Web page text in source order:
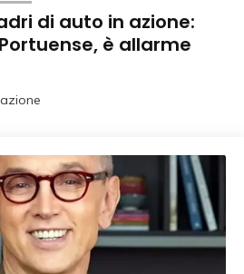
di auto in azione:
è allarme